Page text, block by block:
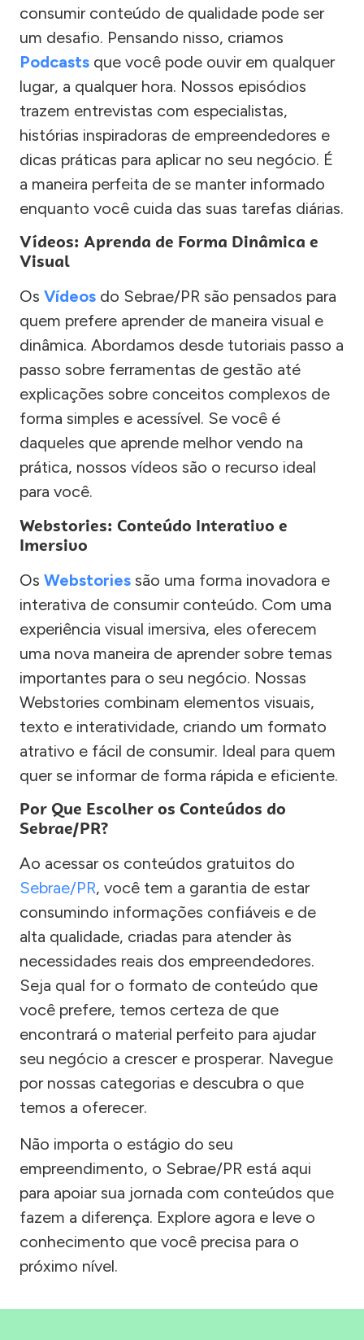
consumir conteúdo de qualidade pode ser
um desafio. Pensando nisso, criamos
Podcasts que você pode ouvir em qualquer
lugar, a qualquer hora. Nossos episódios
trazem entrevistas com especialistas,
histórias inspiradoras de empreendedores e
dicas práticas para aplicar no seu negócio. É
a maneira perfeita de se manter informado
enquanto você cuida das suas tarefas diárias.
Vídeos: Aprenda de Forma Dinâmica e
Visual
Os Vídeos do Sebrae/PR são pensados para
quem prefere aprender de maneira visual e
dinâmica. Abordamos desde tutoriais passo a
passo sobre ferramentas de gestão até
explicações sobre conceitos complexos de
forma simples e acessível. Se você é
daqueles que aprende melhor vendo na
prática, nossos vídeos são o recurso ideal
para você.
Webstories: Conteúdo Interativo e
Imersivo
Os Webstories são uma forma inovadora e
interativa de consumir conteúdo. Com uma
experiência visual imersiva, eles oferecem
uma nova maneira de aprender sobre temas
importantes para o seu negócio. Nossas
Webstories combinam elementos visuais,
texto e interatividade, criando um formato
atrativo e fácil de consumir. Ideal para quem
quer se informar de forma rápida e eficiente.
Por Que Escolher os Conteúdos do
Sebrae/PR?
Ao acessar os conteúdos gratuitos do
Sebrae/PR, você tem a garantia de estar
consumindo informações confiáveis e de
alta qualidade, criadas para atender às
necessidades reais dos empreendedores.
Seja qual for o formato de conteúdo que
você prefere, temos certeza de que
encontrará o material perfeito para ajudar
seu negócio a crescer e prosperar. Navegue
por nossas categorias e descubra o que
temos a oferecer.
Não importa o estágio do seu
empreendimento, o Sebrae/PR está aqui
para apoiar sua jornada com conteúdos que
fazem a diferença. Explore agora e leve o
conhecimento que você precisa para o
próximo nível.